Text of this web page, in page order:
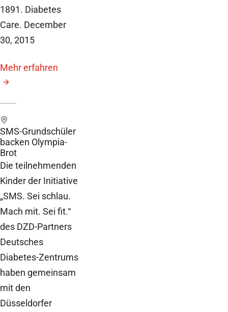
1891. Diabetes
Care. December
30, 2015
Mehr erfahren
SMS-Grundschüler
backen Olympia-
Brot
Die teilnehmenden
Kinder der Initiative
„SMS. Sei schlau.
Mach mit. Sei fit.“
des DZD-Partners
Deutsches
Diabetes-Zentrums
haben gemeinsam
mit den
Düsseldorfer